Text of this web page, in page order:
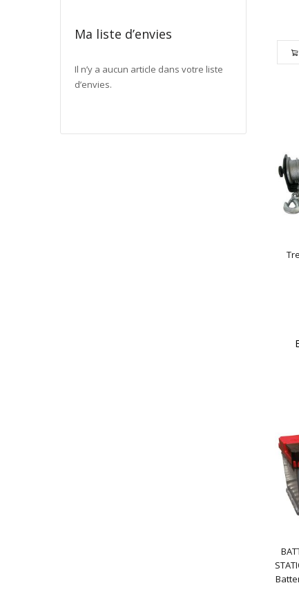
Ma liste d’envies
Il n’y a aucun article dans votre liste
d’envies.